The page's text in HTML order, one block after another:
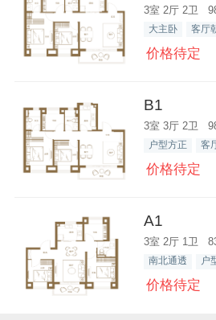
3室 2厅 2卫
大主卧 客厅
价格待定
B1
3室 3厅 2卫
户型方正 客
价格待定
A1
3室 2厅 1卫
南北通透 户
价格待定